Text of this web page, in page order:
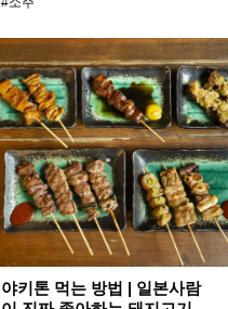
야키톤 먹는 방법 | 일본사람